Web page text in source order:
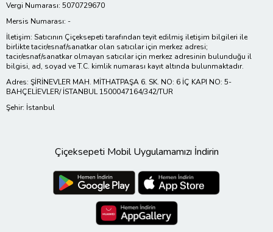
Vergi Numarası: 5070729670
Mersis Numarası: -
İletişim: Satıcının Çiçeksepeti tarafından teyit edilmiş iletişim bilgileri ile
birlikte tacir/esnaf/sanatkar olan satıcılar için merkez adresi;
tacir/esnaf/sanatkar olmayan satıcılar için merkez adresinin bulunduğu il
bilgisi, ad, soyad ve T.C. kimlik numarası kayıt altında bulunmaktadır.
Adres: ŞİRİNEVLER MAH. MİTHATPAŞA 6. SK. NO: 6 İÇ KAPI NO: 5-
BAHÇELİEVLER/ İSTANBUL 1500047164/342/TUR
Şehir: İstanbul
Çiçeksepeti Mobil Uygulamamızı İndirin